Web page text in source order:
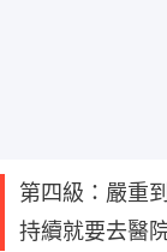
第四級：嚴重
持續就要去醫